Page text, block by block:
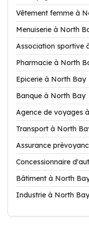
Vêtement femme à
Menuiserie à North
Association sportive
Pharmacie à North
Epicerie à North Bay
Banque à North Bay
Agence de voyages
Transport à North
Assurance
Concessionnaire
Bâtiment à North
Industrie à North Bay